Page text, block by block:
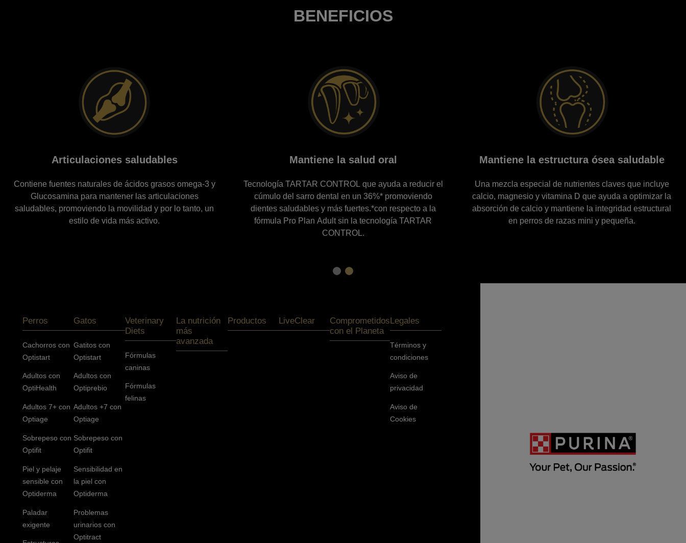
BENEFICIOS
Articulaciones saludables
Contiene fuentes naturales de ácidos grasos omega-3 y
Glucosamina para mantener las articulaciones
saludables, promoviendo la movilidad y por lo tanto, un
estilo de vida más activo.
Mantiene la salud oral
Tecnología TARTAR CONTROL que ayuda a reducir el
cúmulo del sarro dental en un 36%* promoviendo
dientes saludables y más fuertes.*con respecto a la
fórmula Pro Plan Adult sin la tecnología TARTAR
CONTROL.
Mantiene la estructura ósea saludable
Una mezcla especial de nutrientes claves que incluye
calcio, magnesio y vitamina D que ayuda a optimizar la
absorción de calcio y mantiene la integridad estructural
en perros de razas mini y pequeña.
Perros
Cachorros con
Optistart
Adultos con
OptiHealth
Adultos 7+ con
Optiage
Sobrepeso con
Optifit
Piel y pelaje
sensible con
Optiderma
Paladar
exigente
Gatos
Gatitos con
Optistart
Adultos con
Optiprebio
Adultos +7 con
Optiage
Sobrepeso con
Optifit
Sensibilidad en
la piel con
Optiderma
Problemas
urinarios con
Optitract
Veterinary
Diets
Fórmulas
caninas
Fórmulas
felinas
La nutrición
más
avanzada
Productos LiveClear
Comprometidos
con el Planeta
Legales
Términos y
condiciones
Aviso de
privacidad
Aviso de
Cookies